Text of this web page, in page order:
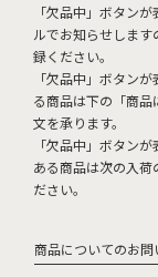
「欠品中」ボタン
ルでお知らせしま
録ください。
「欠品中」ボタン
る商品は下の「商
文を承ります。
「欠品中」ボタン
ある商品は次の入荷
ださい。
商品についてのお問